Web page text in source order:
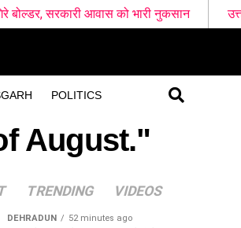
POLITICS
आवास को भारी नुकसान उत्तराखंड में आज
August."
TRENDING VIDEOS
DEHRADUN 52 minutes ago